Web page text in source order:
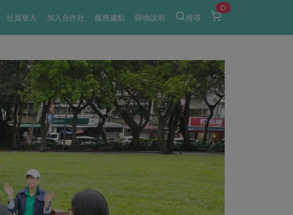
社員登入 加入合作社 服務據點 購物說明 搜尋
0